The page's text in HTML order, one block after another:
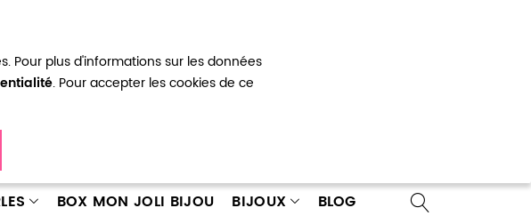
Pour plus d'informations sur les données
. Pour accepter les cookies de ce
Créer un compte
BOX MON JOLI BIJOU BIJOUX BLOG